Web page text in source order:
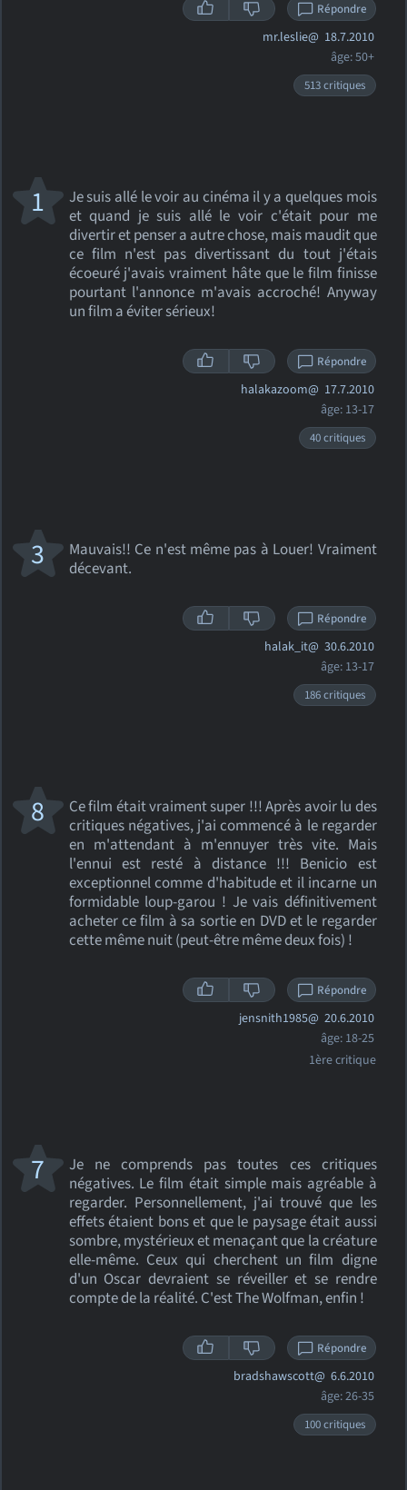
Répondre
mr.leslie@ 18.7.2010
âge: 50+
513 critiques
Je suis allé le voir au cinéma il y a quelques mois
et quand je suis allé le voir c'était pour me
divertir et penser a autre chose, mais maudit que
ce film n'est pas divertissant du tout j'étais
écoeuré j'avais vraiment hâte que le film finisse
pourtant l'annonce m'avais accroché! Anyway
un film a éviter sérieux!
1
Répondre
halakazoom@ 17.7.2010
âge: 13-17
40 critiques
Mauvais!! Ce n'est même pas à Louer! Vraiment
décevant.
3
Répondre
halak_it@ 30.6.2010
âge: 13-17
186 critiques
Ce film était vraiment super !!! Après avoir lu des
critiques négatives, j'ai commencé à le regarder
en m'attendant à m'ennuyer très vite. Mais
l'ennui est resté à distance !!! Benicio est
exceptionnel comme d'habitude et il incarne un
formidable loup-garou ! Je vais définitivement
acheter ce film à sa sortie en DVD et le regarder
cette même nuit (peut-être même deux fois) !
8
Répondre
jensnith1985@ 20.6.2010
âge: 18-25
1ère critique
Je ne comprends pas toutes ces critiques
négatives. Le film était simple mais agréable à
regarder. Personnellement, j'ai trouvé que les
effets étaient bons et que le paysage était aussi
sombre, mystérieux et menaçant que la créature
elle-même. Ceux qui cherchent un film digne
d'un Oscar devraient se réveiller et se rendre
compte de la réalité. C'est The Wolfman, enfin !
7
Répondre
bradshawscott@ 6.6.2010
âge: 26-35
100 critiques